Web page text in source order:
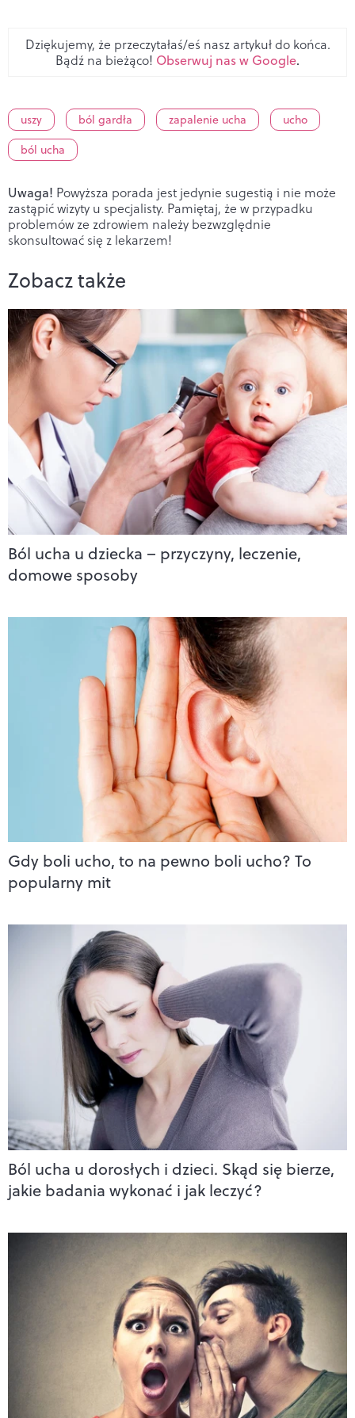
Dziękujemy, że przeczytałaś/eś nasz artykuł do końca.
Bądź na bieżąco! Obserwuj nas w Google.
uszy ból gardła zapalenie ucha
ucho
ból ucha
Uwaga! Powyższa porada jest jedynie sugestią i nie może
zastąpić wizyty u specjalisty. Pamiętaj, że w przypadku
problemów ze zdrowiem należy bezwzględnie
skonsultować się z lekarzem!
Zobacz także
Ból ucha u dziecka – przyczyny, leczenie,
domowe sposoby
Gdy boli ucho, to na pewno boli ucho? To
popularny mit
Ból ucha u dorosłych i dzieci. Skąd się bierze,
jakie badania wykonać i jak leczyć?